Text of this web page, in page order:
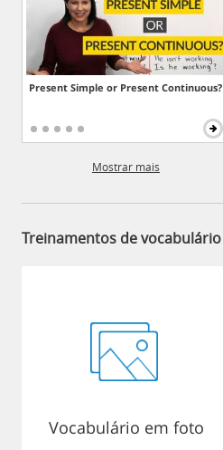
Present Simple or Present Continuous?
Mostrar mais
Treinamentos de vocabulário
Vocabulário em foto